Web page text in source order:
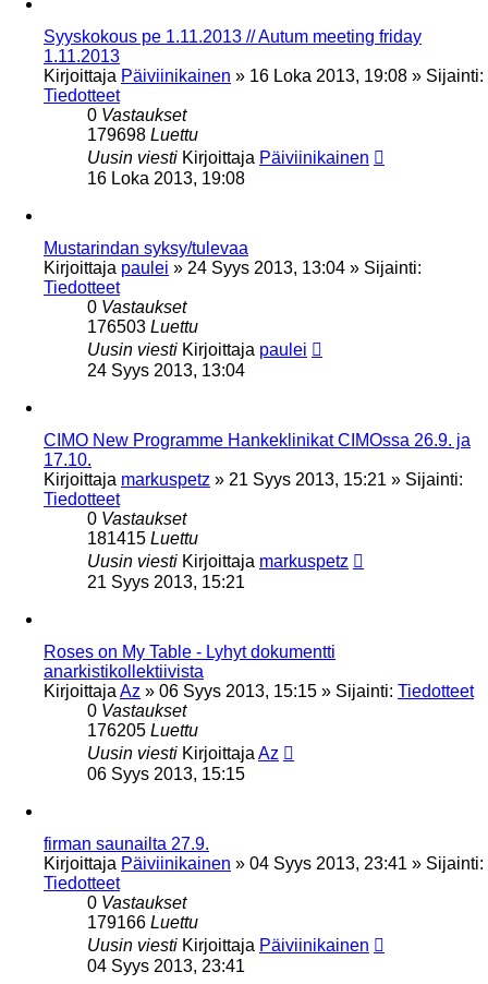
Syyskokous pe 1.11.2013 // Autum meeting friday
1.11.2013
Kirjoittaja Päiviinikainen » 16 Loka 2013, 19:08 » Sijainti:
Tiedotteet
0 Vastaukset
179698 Luettu
Uusin viesti Kirjoittaja Päiviinikainen
16 Loka 2013, 19:08
Mustarindan syksy/tulevaa
Kirjoittaja paulei » 24 Syys 2013, 13:04 » Sijainti:
Tiedotteet
0 Vastaukset
176503 Luettu
Uusin viesti Kirjoittaja paulei
24 Syys 2013, 13:04
CIMO New Programme Hankeklinikat CIMOssa 26.9. ja
17.10.
Kirjoittaja markuspetz » 21 Syys 2013, 15:21 » Sijainti:
Tiedotteet
0 Vastaukset
181415 Luettu
Uusin viesti Kirjoittaja markuspetz
21 Syys 2013, 15:21
Roses on My Table - Lyhyt dokumentti
anarkistikollektiivista
Kirjoittaja Az » 06 Syys 2013, 15:15 » Sijainti: Tiedotteet
0 Vastaukset
176205 Luettu
Uusin viesti Kirjoittaja Az
06 Syys 2013, 15:15
firman saunailta 27.9.
Kirjoittaja Päiviinikainen » 04 Syys 2013, 23:41 » Sijainti:
Tiedotteet
0 Vastaukset
179166 Luettu
Uusin viesti Kirjoittaja Päiviinikainen
04 Syys 2013, 23:41